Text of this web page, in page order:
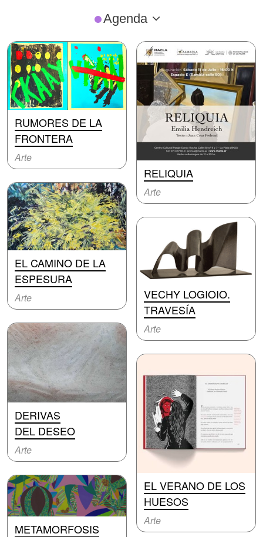
Agenda
RUMORES DE LA
FRONTERA
Arte
EL CAMINO DE LA
ESPESURA
Arte
DERIVAS
DEL DESEO
Arte
METAMORFOSIS
RELIQUIA
Arte
VECHY LOGIOIO.
TRAVESÍA
Arte
EL VERANO DE LOS
HUESOS
Arte